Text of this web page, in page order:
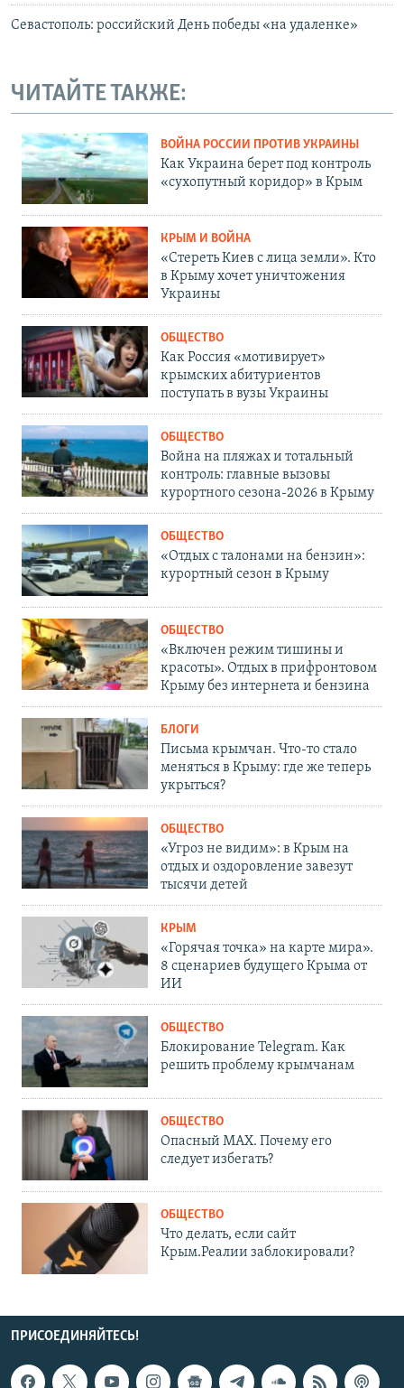
Севастополь: российский День победы «на удаленке»
ЧИТАЙТЕ ТАКЖЕ:
ВОЙНА РОССИИ ПРОТИВ УКРАИНЫ
Как Украина берет под контроль
«сухопутный коридор» в Крым
КРЫМ И ВОЙНА
«Стереть Киев с лица земли». Кто
в Крыму хочет уничтожения
Украины
ОБЩЕСТВО
Как Россия «мотивирует»
крымских абитуриентов
поступать в вузы Украины
ОБЩЕСТВО
Война на пляжах и тотальный
контроль: главные вызовы
курортного сезона-2026 в Крыму
ОБЩЕСТВО
«Отдых с талонами на бензин»:
курортный сезон в Крыму
ОБЩЕСТВО
«Включен режим тишины и
красоты». Отдых в прифронтовом
Крыму без интернета и бензина
БЛОГИ
Письма крымчан. Что-то стало
меняться в Крыму: где же теперь
укрыться?
ОБЩЕСТВО
«Угроз не видим»: в Крым на
отдых и оздоровление завезут
тысячи детей
КРЫМ
«Горячая точка» на карте мира».
8 сценариев будущего Крыма от
ИИ
ОБЩЕСТВО
Блокирование Telegram. Как
решить проблему крымчанам
ОБЩЕСТВО
Опасный MAX. Почему его
следует избегать?
ОБЩЕСТВО
Что делать, если сайт
Крым.Реалии заблокировали?
ПРИСОЕДИНЯЙТЕСЬ!